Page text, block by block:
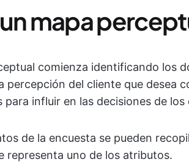
mapa
comienza identificando los
percepción del cliente que desea
influir en las decisiones de los
de la encuesta se pueden
representa uno de los atributos.